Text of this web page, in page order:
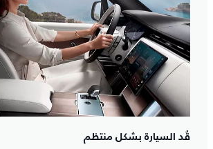
قُد السيارة بشكل منتظم